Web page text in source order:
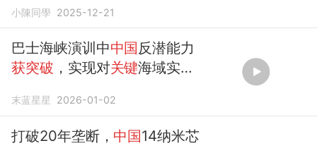
小陳同學 2025-12-21
巴士海峡演训中中国反潜能力
获突破 ，实现对关键海域实时
末蓝星星 2026-01-02
打破20年垄断， 中国14纳米芯